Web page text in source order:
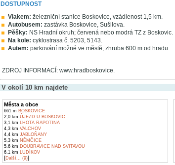
DOSTUPNOST
Vlakem: železniční stanice Boskovice, vzádlenost 1,5 km.
Autobusem: zastávka Boskovice, Sušilova.
Pěšky: NS Hradní okruh; červená nebo modrá TZ z Boskovic.
Na kole: cyklostrasa č. 5203, 5143.
Autem: parkování možné ve městě, zhruba 600 m od hradu.
ZDROJ INFORMACÍ: www.hradboskovice.
V okolí 10 km najdete
Města a obce
661 m BOSKOVICE
2,0 km ÚJEZD U BOSKOVIC
3,1 km LHOTA RAPOTINA
4,3 km VALCHOV
4,4 km JABLOŇANY
5,3 km NĚMČICE
5,6 km DOUBRAVICE NAD SVITAVOU
6,1 km LUDÍKOV
[Další... (9)]